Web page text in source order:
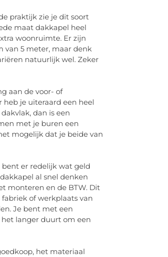
praktijk zie je dit soort
maat dakkapel heel
woonruimte. Er zijn
van 5 meter, maar denk
natuurlijk wel. Zeker
aan de voor- of
je uiteraard een heel
dan is een
met je buren een
mogelijk dat je beide van
er redelijk wat geld
al snel denken
monteren en de BTW. Dit
of werkplaats van
Je bent met een
langer duurt om een
het materiaal